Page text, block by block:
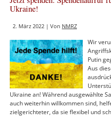
der
Krieg
aus
Sicht,
insbesondere
mit
Blick
auf
die
Ukraine!
2. März 2022 | Von NMRZ
Wir
Putin
Aus
Ukraine an! Während ausgewählte
auch weiterhin willkommen sind,
zielgerichteter, da sie flexibel und